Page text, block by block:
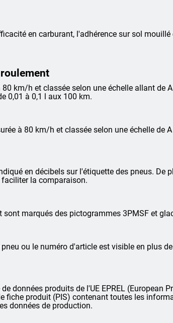
en carburant, l'adhérence sur sol mouillé
km/h et classée selon une échelle allant de
0,01 à 0,1 l aux 100 km.
à 80 km/h et classée selon une échelle de
en décibels sur l'étiquette des pneus. De
faciliter la comparaison.
marqués des pictogrammes 3PMSF et
ou le numéro d'article est visible en plus
données produits de l'UE EPREL (European
fiche produit (PIS) contenant toutes les
données de production.